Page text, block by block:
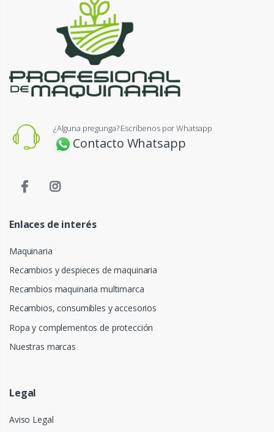
¿Alguna pregunga? Escríbenos por Whatsapp
Contacto Whatsapp
Enlaces de interés
Maquinaria
Recambios y despieces de maquinaria
Recambios maquinaria multimarca
Recambios, consumibles y accesorios
Ropa y complementos de protección
Nuestras marcas
Legal
Aviso Legal